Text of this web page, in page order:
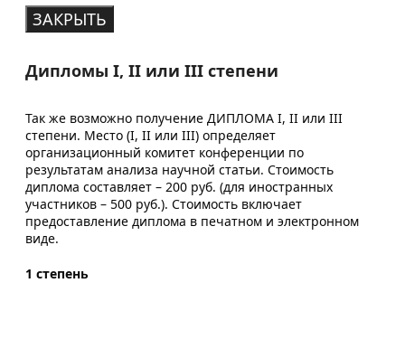
ЗАКРЫТЬ
Дипломы I, II или III степени
Так же возможно получение ДИПЛОМА I, II или III
степени. Место (I, II или III) определяет
организационный комитет конференции по
результатам анализа научной статьи. Стоимость
диплома составляет – 200 руб. (для иностранных
участников – 500 руб.). Стоимость включает
предоставление диплома в печатном и электронном
виде.
1 степень